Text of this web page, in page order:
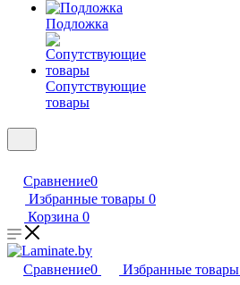
Подложка
Сопутствующие
товары
Сравнение0
Избранные товары 0
Корзина 0
Сравнение0 Избранные товары